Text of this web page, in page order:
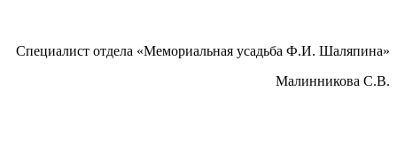
Специалист отдела «Мемориальная усадьба Ф.И. Шаляпина»
Малинникова С.В.